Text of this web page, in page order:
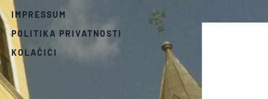
IMPRESSUM
POLITIKA PRIVATNOSTI
KOLAČIĆI